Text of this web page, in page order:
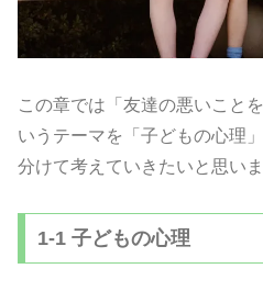
この章では「友達の悪いこと
いうテーマを「子どもの心理
分けて考えていきたいと思いま
1-1 子どもの心理